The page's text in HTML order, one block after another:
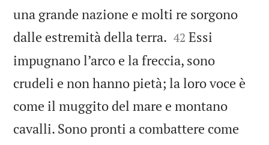
una grande nazione e molti re sorgono
dalle estremità della terra. 

42 Essi
impugnano l’arco e la freccia, sono
crudeli e non hanno pietà; la loro voce è
come il muggito del mare e montano
cavalli. Sono pronti a combattere come